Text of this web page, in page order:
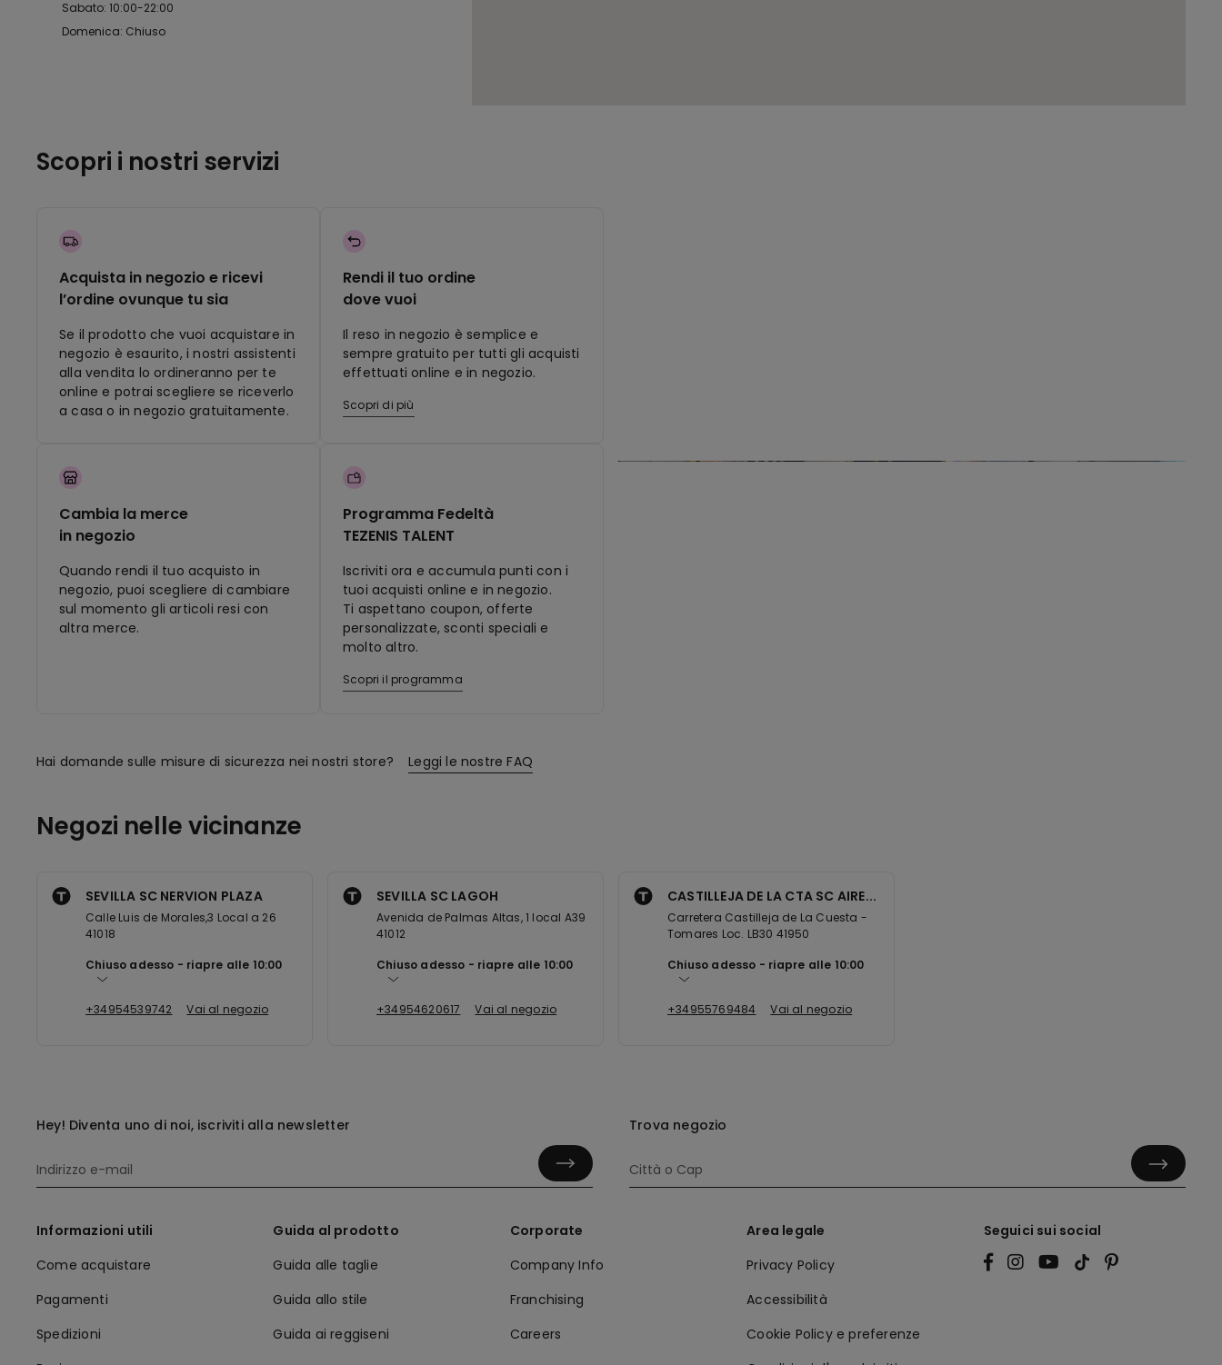
Sabato: 10:00-22:00
Domenica: Chiuso
Scopri i nostri servizi
Acquista in negozio e ricevi
l’ordine ovunque tu sia
Se il prodotto che vuoi acquistare in
negozio è esaurito, i nostri assistenti
alla vendita lo ordineranno per te
online e potrai scegliere se riceverlo
a casa o in negozio gratuitamente.
Rendi il tuo ordine
dove vuoi
Il reso in negozio è semplice e
sempre gratuito per tutti gli acquisti
effettuati online e in negozio.
Scopri di più
Cambia la merce
in negozio
Quando rendi il tuo acquisto in
negozio, puoi scegliere di cambiare
sul momento gli articoli resi con
altra merce.
Programma Fedeltà
TEZENIS TALENT
Iscriviti ora e accumula punti con i
tuoi acquisti online e in negozio.
Ti aspettano coupon, offerte
personalizzate, sconti speciali e
molto altro.
Scopri il programma
Hai domande sulle misure di sicurezza nei nostri store? Leggi le nostre FAQ
Negozi nelle vicinanze
SEVILLA SC NERVION PLAZA
Calle Luis de Morales,3 Local a 26
41018
Chiuso adesso
riapre alle 10:00
+34954539742 Vai al negozio
SEVILLA SC LAGOH
Avenida de Palmas Altas, 1 local A39
41012
Chiuso adesso
riapre alle 10:00
+34954620617 Vai al negozio
CASTILLEJA DE LA CTA SC AIRE...
Carretera Castilleja de La Cuesta -
Tomares Loc. LB30 41950
Chiuso adesso
riapre alle 10:00
+34955769484 Vai al negozio
Hey! Diventa uno di noi, iscriviti alla newsletter Trova negozio
Informazioni utili
Come acquistare
Pagamenti
Spedizioni
Guida al prodotto
Guida alle taglie
Guida allo stile
Guida ai reggiseni
Corporate
Company Info
Franchising
Careers
Area legale
Privacy Policy
Accessibilità
Cookie Policy e preferenze
Seguici sui social